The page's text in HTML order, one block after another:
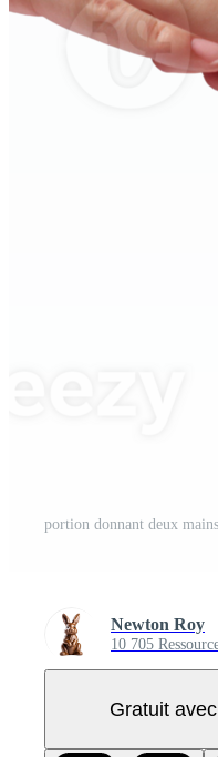
Newton Roy
10 705
Gratuit